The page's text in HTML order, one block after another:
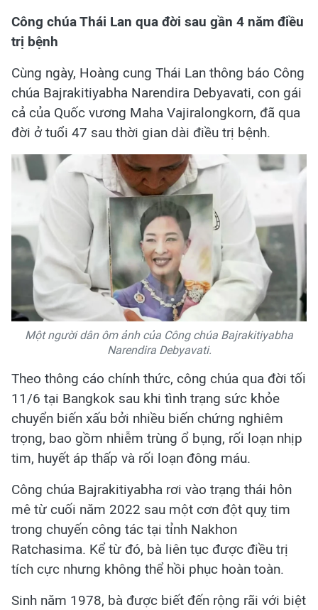
Công chúa Thái Lan qua đời sau gần 4 năm điều
trị bệnh
Cùng ngày, Hoàng cung Thái Lan thông báo Công
chúa Bajrakitiyabha Narendira Debyavati, con gái
cả của Quốc vương Maha Vajiralongkorn, đã qua
đời ở tuổi 47 sau thời gian dài điều trị bệnh.
Một người dân ôm ảnh của Công chúa Bajrakitiyabha
Narendira Debyavati.
Theo thông cáo chính thức, công chúa qua đời tối
11/6 tại Bangkok sau khi tình trạng sức khỏe
chuyển biến xấu bởi nhiều biến chứng nghiêm
trọng, bao gồm nhiễm trùng ổ bụng, rối loạn nhịp
tim, huyết áp thấp và rối loạn đông máu.
Công chúa Bajrakitiyabha rơi vào trạng thái hôn
mê từ cuối năm 2022 sau một cơn đột quỵ tim
trong chuyến công tác tại tỉnh Nakhon
Ratchasima. Kể từ đó, bà liên tục được điều trị
tích cực nhưng không thể hồi phục hoàn toàn.
Sinh năm 1978, bà được biết đến rộng rãi với biệt